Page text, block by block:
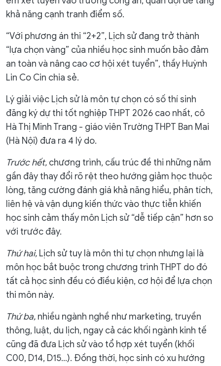
khả năng cạnh tranh điểm số.
“Với phương án thi “2+2”, Lịch sử đang trở thành
“lựa chọn vàng” của nhiều học sinh muốn bảo đảm
an toàn và nâng cao cơ hội xét tuyển”, thầy Huỳnh
Lin Co Cin chia sẻ.
Lý giải việc Lịch sử là môn tự chọn có số thí sinh
đăng ký dự thi tốt nghiệp THPT 2026 cao nhất, cô
Hà Thị Minh Trang - giáo viên Trường THPT Ban Mai
(Hà Nội) đưa ra 4 lý do.
Trước hết, chương trình, cấu trúc đề thi những năm
gần đây thay đổi rõ rệt theo hướng giảm học thuộc
lòng, tăng cường đánh giá khả năng hiểu, phân tích,
liên hệ và vận dụng kiến thức vào thực tiễn khiến
học sinh cảm thấy môn Lịch sử “dễ tiếp cận” hơn so
với trước đây.
Thứ hai, Lịch sử tuy là môn thi tự chọn nhưng lại là
môn học bắt buộc trong chương trình THPT do đó
tất cả học sinh đều có điều kiện, cơ hội để lựa chọn
thi môn này.
Thứ ba, nhiều ngành nghề như marketing, truyền
thông, luật, du lịch, ngay cả các khối ngành kinh tế
cũng đã đưa Lịch sử vào tổ hợp xét tuyển (khối
C00, D14, D15...). Đồng thời, học sinh có xu hướng